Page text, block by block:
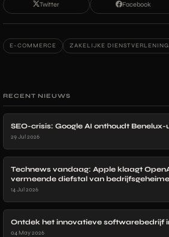
Twitter Facebook
E-COMMERCE ZAKELIJKE
RECENT NIEUWS
SEO-crisis: Google AI onthoudt
29 Jul 2026
Technews vandaag: Apple klaagt
vermeende diefstal van
14 Jul 2026
Ontdek het innovatieve softwarebedrijf
04 May 2026